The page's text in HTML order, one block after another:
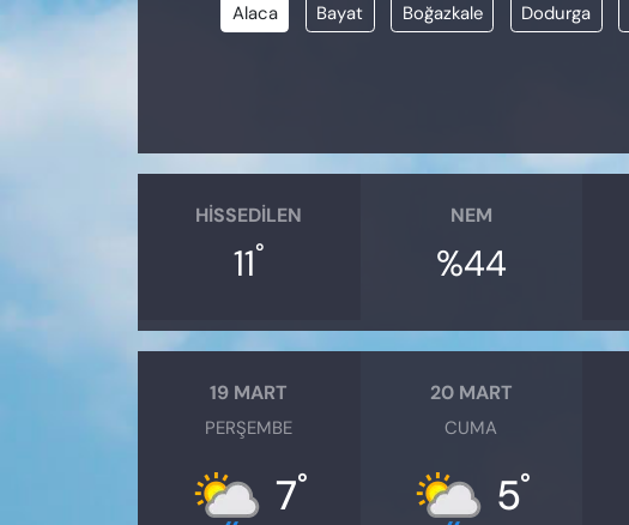
Alaca Bayat Boğazkale Dodurga
HISSEDILEN
11°
NEM
%44
19 MART
PERŞEMBE
7°
20 MART
CUMA
5°